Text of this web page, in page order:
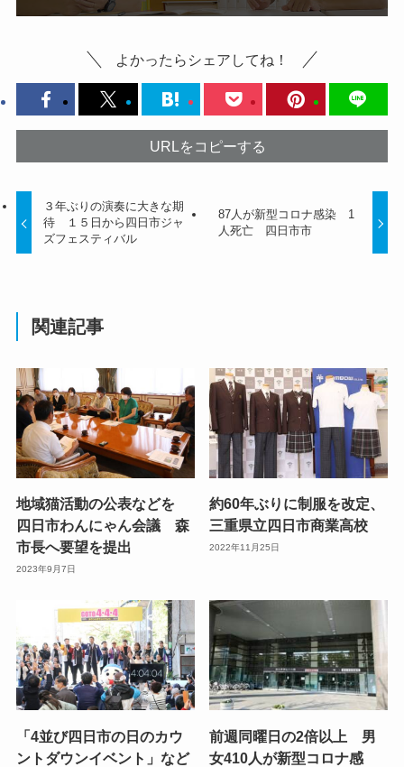
よかったらシェアしてね！
URLをコピーする
３年ぶりの演奏に大きな期
待 １５日から四日市ジャ
ズフェスティバル
87人が新型コロナ感染 1
人死亡 四日市市
関連記事
地域猫活動の公表などを
四日市わんにゃん会議 森
市長へ要望を提出
2023年9月7日
約60年ぶりに制服を改定、
三重県立四日市商業高校
2022年11月25日
「4並び四日市の日のカウ
ントダウンイベント」など
前週同曜日の2倍以上 男
女410人が新型コロナ感